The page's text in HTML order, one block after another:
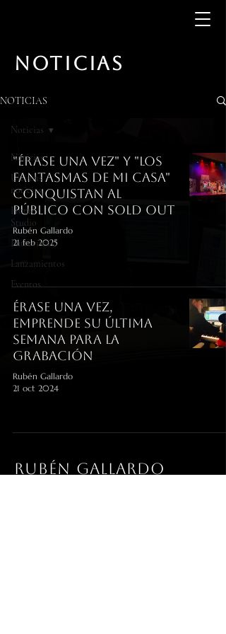
NOTICIAS
NOTICIAS
Noticias
Últimas
noticias
Home
Studio
Entrevistas
Lanzamientos
Eventos
Noticias
"Érase una vez" y "Los
Fantasmas de mi Casa"
conquistan al
público con sold out
Rubén Gallardo
21 feb 2025
Érase una Vez,
emprende su última
semana para la
grabación
Rubén Gallardo
21 oct 2024
RUBÉN gallardo